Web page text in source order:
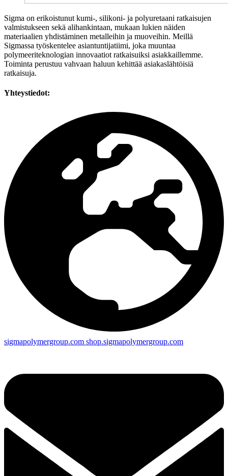
Sigma on erikoistunut kumi-, silikoni- ja polyuretaani ratkaisujen
valmistukseen sekä alihankintaan, mukaan lukien näiden
materiaalien yhdistäminen metalleihin ja muoveihin. Meillä
Sigmassa työskentelee asiantuntijatiimi, joka muuntaa
polymeeriteknologian innovaatiot ratkaisuiksi asiakkaillemme.
Toiminta perustuu vahvaan haluun kehittää asiakaslähtöisiä
ratkaisuja.
Yhteystiedot:
sigmapolymergroup.com shop.sigmapolymergroup.com